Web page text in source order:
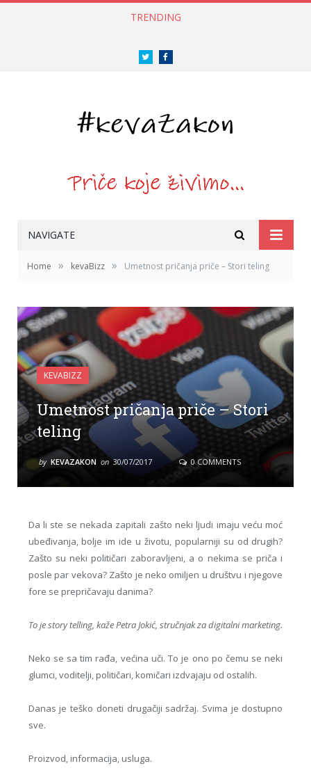
TRENDING
Twitter
NAVIGATE
Home » kevaBizz » Umetnost pričanja priče – Stori teling
KEVABIZZ
Umetnost pričanja priče – Stori
teling
by KEVAZAKON on 30/07/2017 0 COMMENTS
Da li ste se nekada zapitali zašto neki ljudi imaju veću moć
ubeđivanja, bolje im ide u životu, popularniji su od drugih?
Zašto su neki političari zaboravljeni, a o nekima se priča i
posle par vekova? Zašto je neko omiljen u društvu i njegove
fore se prepričavaju danima?
To je story telling, kaže Petra Jokić, stručnjak za digitalni marketing.
Neko se sa tim rađa, većina uči. To je ono po čemu se neki
glumci, voditelji, političari, komičari izdvajaju od ostalih.
Danas je teško doneti drugačiji sadržaj. Svima je dostupno
sve.
Proizvod, informacija, usluga.